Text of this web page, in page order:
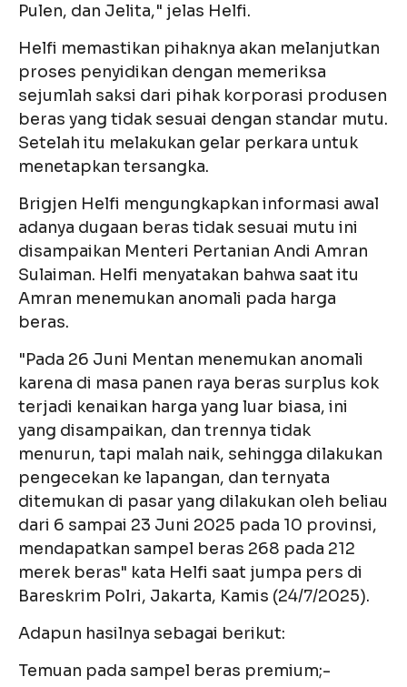
Pulen, dan Jelita," jelas Helfi.
Helfi memastikan pihaknya akan melanjutkan
proses penyidikan dengan memeriksa
sejumlah saksi dari pihak korporasi produsen
beras yang tidak sesuai dengan standar mutu.
Setelah itu melakukan gelar perkara untuk
menetapkan tersangka.
Brigjen Helfi mengungkapkan informasi awal
adanya dugaan beras tidak sesuai mutu ini
disampaikan Menteri Pertanian Andi Amran
Sulaiman. Helfi menyatakan bahwa saat itu
Amran menemukan anomali pada harga
beras.
"Pada 26 Juni Mentan menemukan anomali
karena di masa panen raya beras surplus kok
terjadi kenaikan harga yang luar biasa, ini
yang disampaikan, dan trennya tidak
menurun, tapi malah naik, sehingga dilakukan
pengecekan ke lapangan, dan ternyata
ditemukan di pasar yang dilakukan oleh beliau
dari 6 sampai 23 Juni 2025 pada 10 provinsi,
mendapatkan sampel beras 268 pada 212
merek beras" kata Helfi saat jumpa pers di
Bareskrim Polri, Jakarta, Kamis (24/7/2025).
Adapun hasilnya sebagai berikut:
Temuan pada sampel beras premium;-